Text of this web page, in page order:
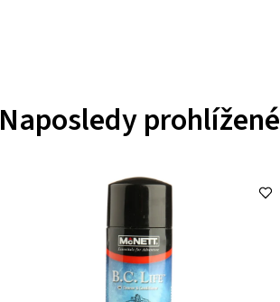
Naposledy prohlížené